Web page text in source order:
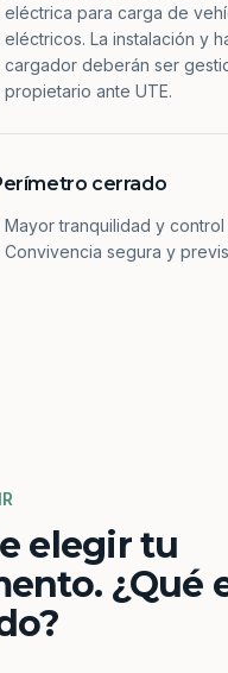
eléctrica para carga de
eléctricos. La instalación y
cargador deberán ser
propietario ante UTE.
cerrado
Mayor tranquilidad y
Convivencia segura y
elegir tu
¿Qué